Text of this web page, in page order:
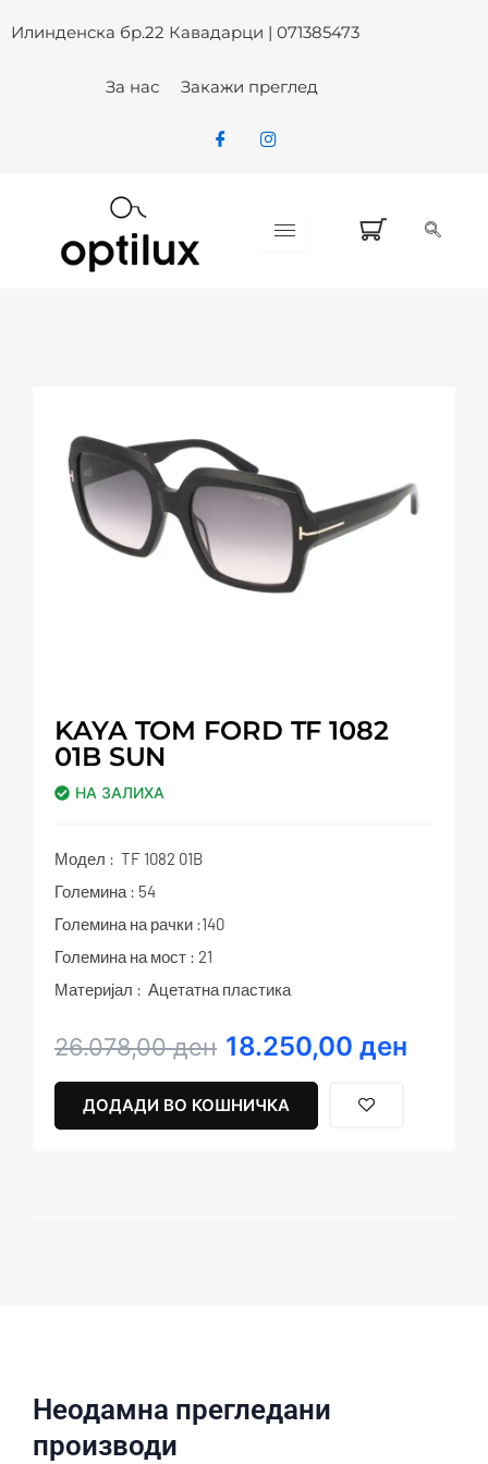
toИлинденска бр.22 Кавадарци | 071385473
За нас Закажи преглед
KAYA TOM FORD TF 1082
01B SUN
НА ЗАЛИХА
Модел : TF 1082 01B
Големина : 54
Големина на рачки :140
Големина на мост : 21
Материјал : Ацетатна пластика
26.078,00ден
Original
was:
26.078,00 ден.
18.250,00 ден
Current
18.250,00 ден.
ДОДАДИ ВО КОШНИЧКА
Неодамна прегледани
производи